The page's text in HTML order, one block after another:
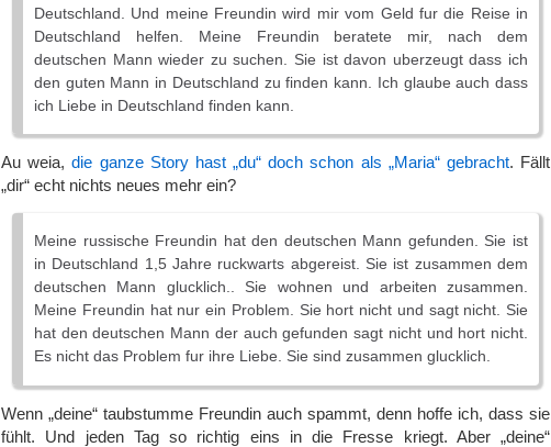
Deutschland. Und meine Freundin wird mir vom Geld fur die Reise in
Deutschland helfen. Meine Freundin beratete mir, nach dem
deutschen Mann wieder zu suchen. Sie ist davon uberzeugt dass ich
den guten Mann in Deutschland zu finden kann. Ich glaube auch dass
ich Liebe in Deutschland finden kann.
Au weia,die ganze Story hast „du“ doch schon als „Maria“ gebracht. Fällt
„dir“ echt nichts neues mehr ein?
Meine russische Freundin hat den deutschen Mann gefunden. Sie ist
in Deutschland 1,5 Jahre ruckwarts abgereist. Sie ist zusammen dem
deutschen Mann glucklich.. Sie wohnen und arbeiten zusammen.
Meine Freundin hat nur ein Problem. Sie hort nicht und sagt nicht. Sie
hat den deutschen Mann der auch gefunden sagt nicht und hort nicht.
Es nicht das Problem fur ihre Liebe. Sie sind zusammen glucklich.
Wenn „deine“ taubstumme Freundin auch spammt, denn hoffe ich, dass sie
fühlt. Und jeden Tag so richtig eins in die Fresse kriegt. Aber „deine“